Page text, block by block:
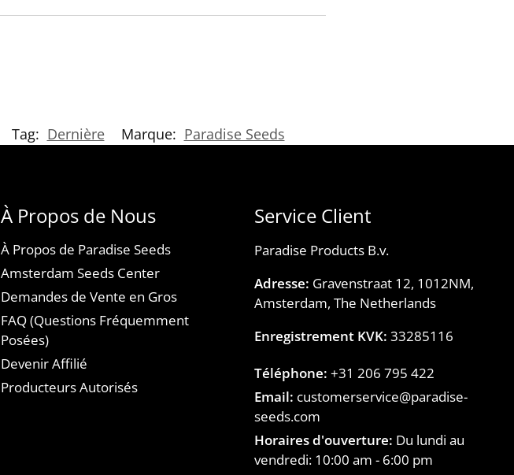
Tag: Dernière Marque: Paradise Seeds
À Propos de Nous
À Propos de Paradise Seeds
Amsterdam Seeds Center
Demandes de Vente en Gros
FAQ (Questions Fréquemment
Posées)
Devenir Affilié
Producteurs Autorisés
Service Client
Paradise Products B.v.
Adresse: Gravenstraat 12, 1012NM,
Amsterdam, The Netherlands
Enregistrement KVK: 33285116
Téléphone:+31 206 795 422
Email: customerservice@paradise-
seeds.com
Horaires d'ouverture: Du lundi au
vendredi: 10:00 am - 6:00 pm